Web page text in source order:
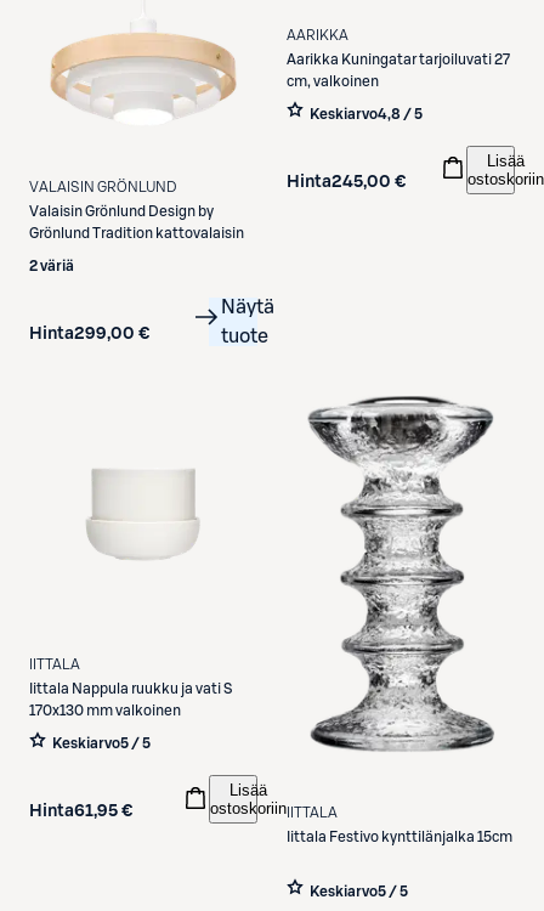
VALAISIN GRÖNLUND
Valaisin Grönlund Design by
Grönlund Tradition kattovalaisin
2 väriä
Hinta299,00 €
Näytä
tuote
AARIKKA
Aarikka Kuningatar tarjoiluvati 27
cm, valkoinen
Keskiarvo4,8 / 5
Hinta245,00 €
Lisää
ostoskoriin
IITTALA
Iittala Nappula ruukku ja vati S
170x130 mm valkoinen
Keskiarvo5 / 5
Hinta61,95 €
Lisää
ostoskoriin IITTALA
Iittala Festivo kynttilänjalka 15cm
Keskiarvo5 / 5